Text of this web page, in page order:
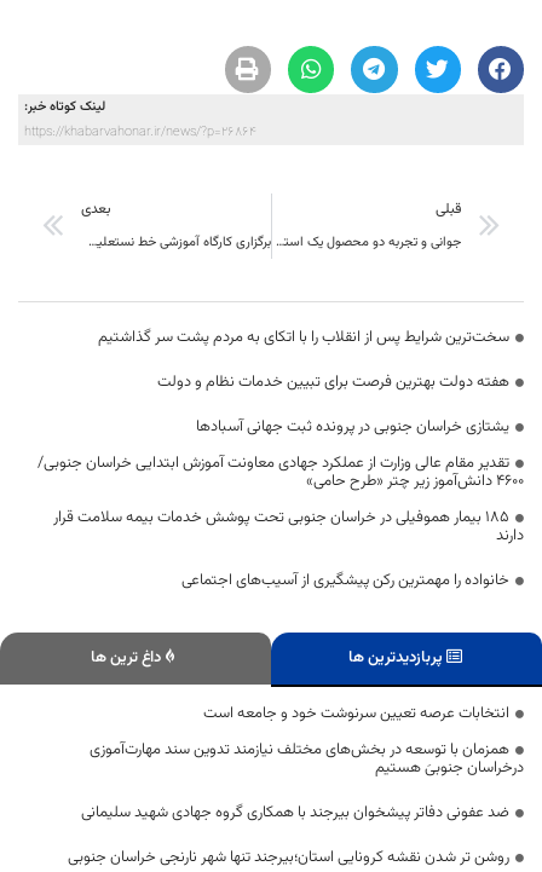
لینک کوتاه خبر:
https://khabarvahonar.ir/news/?p=26864
قبلی
جوانی و تجربه دو محصول یک استراتژی
بعدی
برگزاری کارگاه آموزشی خط نستعلیق در بیرجند
سخت‌ترین شرایط پس از انقلاب را با اتکای به مردم پشت سر گذاشتیم
هفته دولت بهترین فرصت برای تبیین خدمات نظام و دولت
یشتازی خراسان جنوبی در پرونده ثبت جهانی آسبادها
تقدیر مقام عالی وزارت از عملکرد جهادی معاونت آموزش ابتدایی خراسان جنوبی/
۴۶۰۰ دانش‌آموز زیر چتر «طرح حامی»
۱۸۵ بیمار هموفیلی در خراسان جنوبی تحت پوشش خدمات بیمه سلامت قرار
دارند
خانواده را مهمترین رکن پیشگیری از آسیب‌های اجتماعی
پربازدیدترین ها داغ ترین ها
انتخابات عرصه تعیین سرنوشت خود و جامعه است
همزمان با توسعه در بخش‌های مختلف نیازمند تدوین سند مهارت‌آموزی
درخراسان جنوبیَ هستیم
ضد عفونی دفاتر پیشخوان بیرجند با همکاری گروه جهادی شهید سلیمانی
روشن تر شدن نقشه کرونایی استان؛بیرجند تنها شهر نارنجی خراسان جنوبی